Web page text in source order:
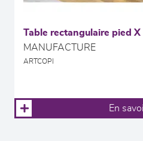
Table rectangulaire pied X
MANUFACTURE
ARTCOPI
En